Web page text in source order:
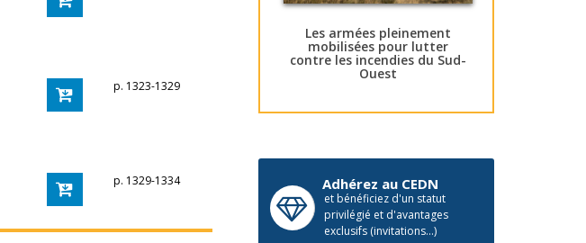
p. 1323-1329
p. 1329-1334
Les armées pleinement
mobilisées pour lutter
contre les incendies du Sud-
Ouest
Adhérez au CEDN
et bénéficiez d'un statut
privilégié et d'avantages
exclusifs (invitations...)